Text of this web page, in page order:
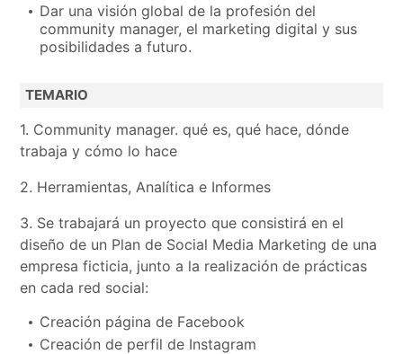
Dar una visión global de la profesión del
community manager, el marketing digital y sus
posibilidades a futuro.
TEMARIO
1. Community manager. qué es, qué hace, dónde
trabaja y cómo lo hace
2. Herramientas, Analítica e Informes
3. Se trabajará un proyecto que consistirá en el
diseño de un Plan de Social Media Marketing de una
empresa ficticia, junto a la realización de prácticas
en cada red social:
Creación página de Facebook
Creación de perfil de Instagram